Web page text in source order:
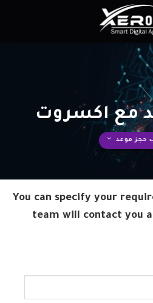
مع اكسروت
حجز موعد
You can specify your
team will contact you